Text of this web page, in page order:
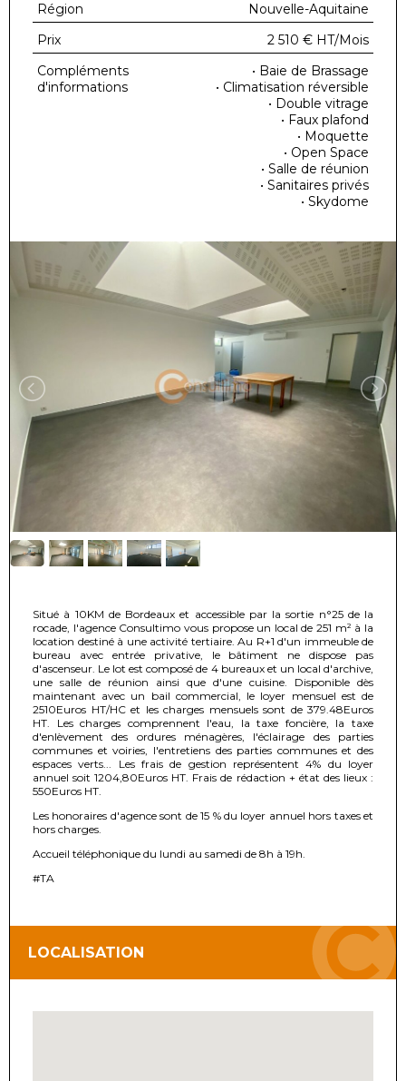
Région
Nouvelle-Aquitaine
Prix
2 510 € HT/Mois
Compléments
d'informations
• Baie de Brassage
• Climatisation réversible
• Double vitrage
• Faux plafond
• Moquette
• Open Space
• Salle de réunion
• Sanitaires privés
• Skydome
Situé à 10KM de Bordeaux et accessible par la sortie n°25 de la
rocade, l'agence Consultimo vous propose un local de 251 m² à la
location destiné à une activité tertiaire. Au R+1 d'un immeuble de
bureau avec entrée privative, le bâtiment ne dispose pas
d'ascenseur. Le lot est composé de 4 bureaux et un local d'archive,
une salle de réunion ainsi que d'une cuisine. Disponible dès
maintenant avec un bail commercial, le loyer mensuel est de
2510Euros HT/HC et les charges mensuels sont de 379.48Euros
HT. Les charges comprennent l'eau, la taxe foncière, la taxe
d'enlèvement des ordures ménagères, l'éclairage des parties
communes et voiries, l'entretiens des parties communes et des
espaces verts... Les frais de gestion représentent 4% du loyer
annuel soit 1204,80Euros HT. Frais de rédaction + état des lieux :
550Euros HT.
Les honoraires d'agence sont de 15 % du loyer annuel hors taxes et
hors charges.
Accueil téléphonique du lundi au samedi de 8h à 19h.
#TA
LOCALISATION